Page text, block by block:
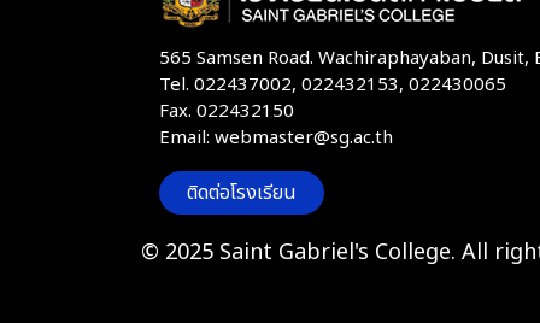
565 Samsen Road. Wachiraphayaban,
Tel. 022437002, 022432153, 022430065
Fax. 022432150
Email: webmaster@sg.ac.th
ติดต่อโรงเรียน
© 2025 Saint Gabriel's College. All